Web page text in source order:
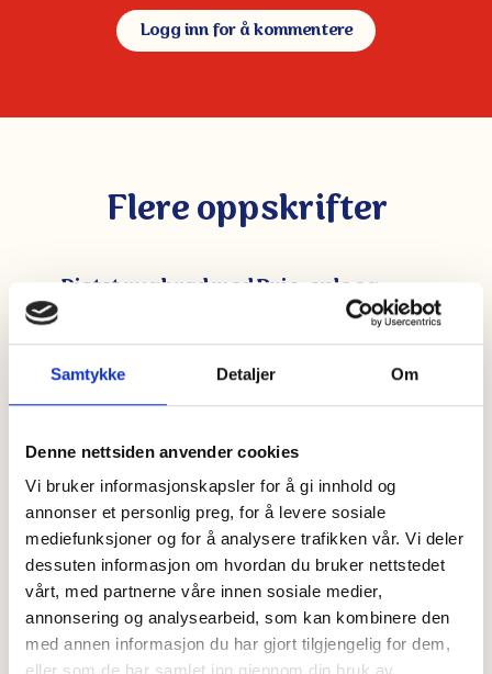
Samtykke Detaljer Om
Denne nettsiden anvender cookies
Vi bruker informasjonskapsler for å gi innhold og
annonser et personlig preg, for å levere sosiale
mediefunksjoner og for å analysere trafikken vår. Vi deler
dessuten informasjon om hvordan du bruker nettstedet
vårt, med partnerne våre innen sosiale medier,
annonsering og analysearbeid, som kan kombinere den
med annen informasjon du har gjort tilgjengelig for dem,
Logg inn for å kommentere
Flere oppskrifter
Ristet rugbrød med Brie, eple og
hasselnøtter og søt honning. En enkel
kombinasjon av sprøtt, friskt og kremet – laget
med smøreosten som vant bronse i oste-VM.
Wrap med Cheddar & Chili,
spekeskinke og ruccola